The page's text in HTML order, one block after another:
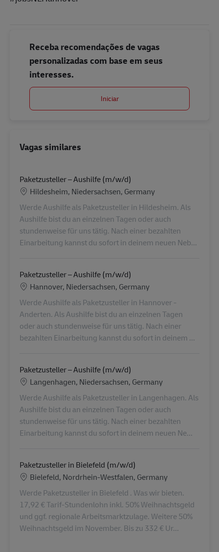
Receba recomendações de vagas
personalizadas com base em seus
interesses.
Iniciar
Vagas similares
Paketzusteller – Aushilfe (m/w/d)
Localização
Hildesheim, Niedersachsen, Germany
Werde Aushilfe als Paketzusteller in Hildesheim. Als
Aushilfe bist du an einzelnen Tagen oder auch
stundenweise für uns tätig. Nach einer bezahlten
Einarbeitung kannst du sofort in deinem neuen Neb...
Paketzusteller – Aushilfe (m/w/d)
Localização
Hannover, Niedersachsen, Germany
Werde Aushilfe als Paketzusteller in Hannover -
Anderten. Als Aushilfe bist du an einzelnen Tagen
oder auch stundenweise für uns tätig. Nach einer
bezahlten Einarbeitung kannst du sofort in deinem ...
Paketzusteller – Aushilfe (m/w/d)
Localização
Langenhagen, Niedersachsen, Germany
Werde Aushilfe als Paketzusteller in Langenhagen. Als
Aushilfe bist du an einzelnen Tagen oder auch
stundenweise für uns tätig. Nach einer bezahlten
Einarbeitung kannst du sofort in deinem neuen Ne...
Paketzusteller in Bielefeld (m/w/d)
Localização
Bielefeld, Nordrhein-Westfalen, Germany
Werde Paketzusteller in Bielefeld . Was wir bieten.
17,92 € Tarif-Stundenlohn inkl. 50% Weihnachtsgeld
und ggf. regionale Arbeitsmarktzulage. Weitere 50%
Weihnachtsgeld im November. Bis zu 332 € Ur...